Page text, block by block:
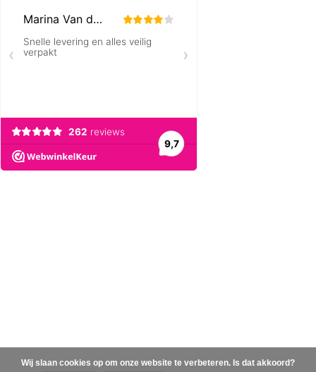
Wij slaan cookies op om onze website te verbeteren. Is dat akkoord?